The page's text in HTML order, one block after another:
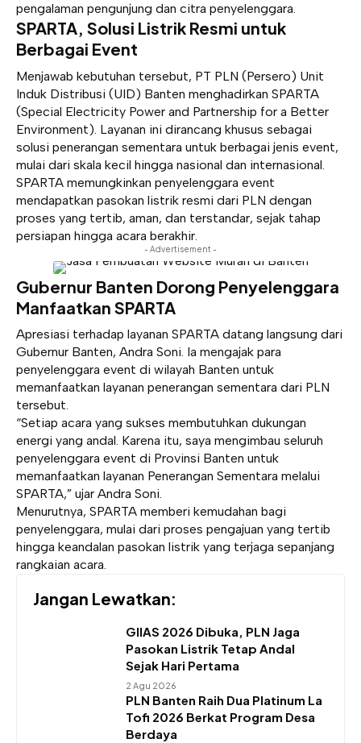
pengalaman pengunjung dan citra penyelenggara.
SPARTA, Solusi Listrik Resmi untuk
Berbagai Event
Menjawab kebutuhan tersebut, PT PLN (Persero) Unit
Induk Distribusi (UID) Banten menghadirkan SPARTA
(Special Electricity Power and Partnership for a Better
Environment). Layanan ini dirancang khusus sebagai
solusi penerangan sementara untuk berbagai jenis event,
mulai dari skala kecil hingga nasional dan internasional.
SPARTA memungkinkan penyelenggara event
mendapatkan pasokan listrik resmi dari PLN dengan
proses yang tertib, aman, dan terstandar, sejak tahap
persiapan hingga acara berakhir.
- Advertisement -
Gubernur Banten Dorong Penyelenggara
Manfaatkan SPARTA
Apresiasi terhadap layanan SPARTA datang langsung dari
Gubernur Banten, Andra Soni. Ia mengajak para
penyelenggara event di wilayah Banten untuk
memanfaatkan layanan penerangan sementara dari PLN
tersebut.
“Setiap acara yang sukses membutuhkan dukungan
energi yang andal. Karena itu, saya mengimbau seluruh
penyelenggara event di Provinsi Banten untuk
memanfaatkan layanan Penerangan Sementara melalui
SPARTA,” ujar Andra Soni.
Menurutnya, SPARTA memberi kemudahan bagi
penyelenggara, mulai dari proses pengajuan yang tertib
hingga keandalan pasokan listrik yang terjaga sepanjang
rangkaian acara.
Jangan Lewatkan:
GIIAS 2026 Dibuka, PLN Jaga
Pasokan Listrik Tetap Andal
Sejak Hari Pertama
2 Agu 2026
PLN Banten Raih Dua Platinum La
Tofi 2026 Berkat Program Desa
Berdaya